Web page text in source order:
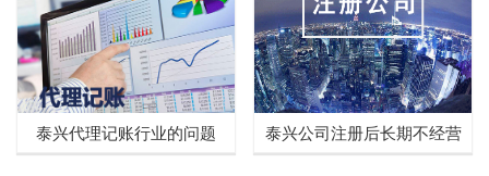
泰兴代理记账行业的问题
泰兴公司注册后长期不经营